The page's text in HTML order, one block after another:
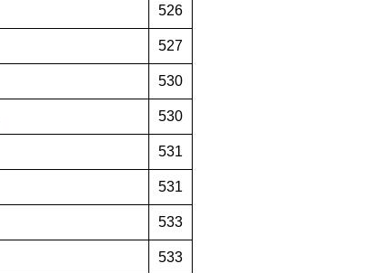
526
527
530
530
531
531
533
533